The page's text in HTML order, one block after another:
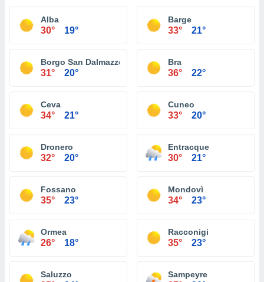
Alba
30° 19°
Barge
33° 21°
Borgo San Dalmazzo
31° 20°
Bra
36° 22°
Ceva
34° 21°
Cuneo
33° 20°
Dronero
32° 20°
Entracque
30° 21°
Fossano
35° 23°
Mondovì
34° 23°
Ormea
26° 18°
Racconigi
35° 23°
Saluzzo Sampeyre